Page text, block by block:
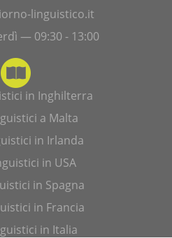
linguistico.it
— 09:30 - 13:00
in Inghilterra
a Malta
in Irlanda
in USA
in Spagna
in Francia
in Italia